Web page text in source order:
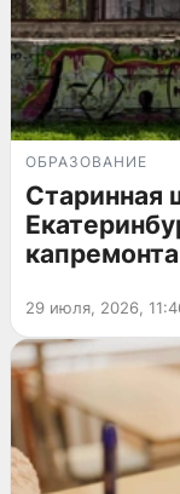
ОБРАЗОВАНИЕ
Старинная
капремонта
29 июля, 2026,